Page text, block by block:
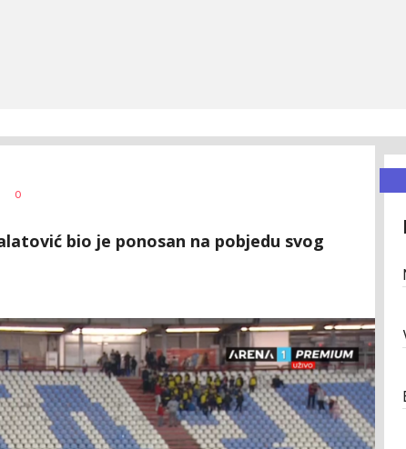
0
bio je ponosan na pobjedu svog